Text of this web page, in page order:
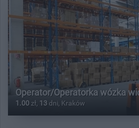
Operator/Operatorka wózka
1.00 zł, 13 dni, Kraków